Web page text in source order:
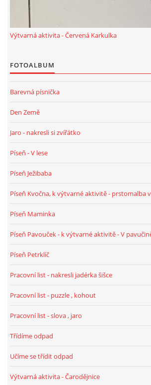
TÝDENNÍ PLÁNY
SMYSLOVÁ AKTIVITA
MONTESSORI AKTIVITA
JÓGOVÉ CVIČENÍ, TYPY, RADY, RECENZE
KALENDÁŘ PRO DĚTI
SVATÝ VÁCLAV
HALLOWEEN
DUŠIČKY
SVATÁ KATEŘINA 25.LISTOPADU
SVATÁ BARBORA 4.12.
Výtvarná aktivita - Červená Karkulka
FOTOALBUM
Barevná písnička
Den Země
Jaro - nakresli si zvířátko
Píseň - V lese
Píseň Ježibaba
Píseň Kvočna, k výtvarné aktivitě - prstomalba
Píseň Maminka
Píseň Pavouček - k výtvarné aktivitě - V
Píseň Petrklíč
Pracovní list - nakresli jadérka šišce
Pracovní list - puzzle , kohout
Pracovní list - slova , jaro
Třídíme odpad
Učíme se třídit odpad
Výtvarná aktivita - Čarodějnice